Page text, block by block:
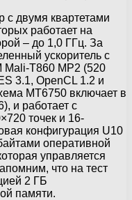
с двумя квартетами
работает на
– до 1,0 ГГц. За
ускоритель с
Mali-T860 MP2 (520
3.1, OpenCL 1.2 и
MT6750 включает в
и работает с
точек и 16-
конфигурация U10
оперативной
управляется
что на тест
2 ГБ
памяти.